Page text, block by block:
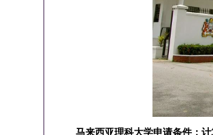
马来西亚理科大学申请条件：计